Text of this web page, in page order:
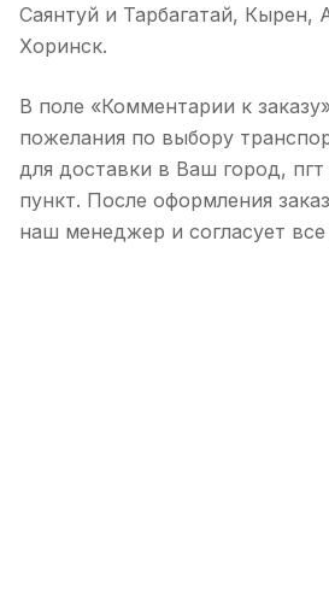
Саянтуй и Тарбагатай, Кырен,
Хоринск.
В поле «Комментарии к
пожелания по выбору
для доставки в Ваш город,
пункт. После оформления
наш менеджер и согласует